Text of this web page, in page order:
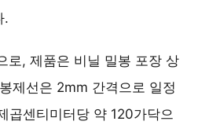
.
로, 제품은 비닐 밀봉 포장 상
제선은 2mm 간격으로 일정
곱센티미터당 약 120가닥으